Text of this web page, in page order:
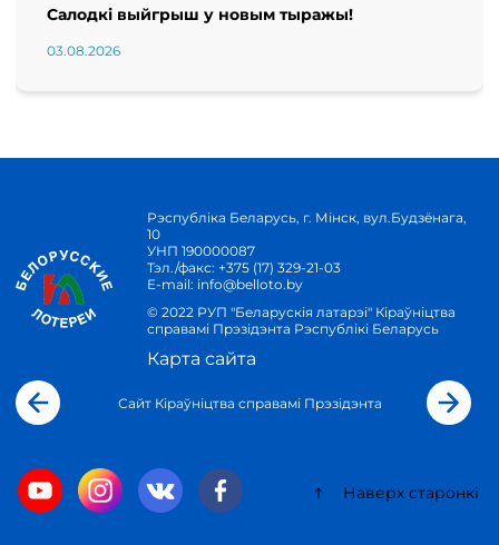
Салодкі выйгрыш у новым тыражы!
03.08.2026
Рэспубліка Беларусь, г. Мінск, вул.Будзёнага,
10
УНП 190000087
Тэл./факс: +375 (17) 329-21-03
E-mail: info@belloto.by
© 2022 РУП "Беларускія латарэі" Кіраўніцтва
справамі Прэзідэнта Рэспублікі Беларусь
Карта сайта
Сайт Кіраўніцтва справамі Прэзідэнта
Наверх старонкі